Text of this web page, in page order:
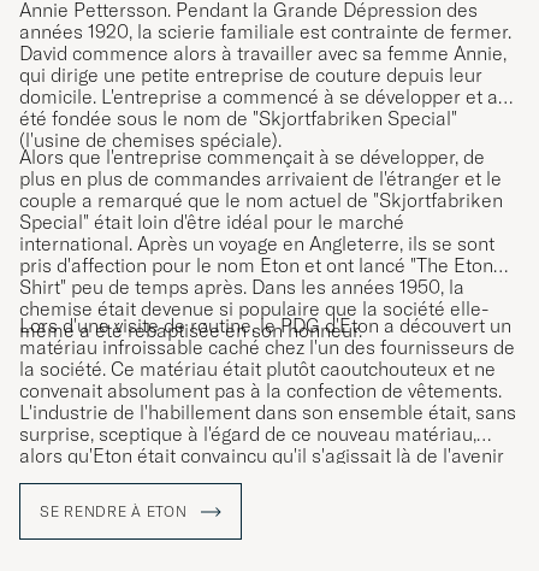
Annie Pettersson. Pendant la Grande Dépression des
années 1920, la scierie familiale est contrainte de fermer.
David commence alors à travailler avec sa femme Annie,
qui dirige une petite entreprise de couture depuis leur
domicile. L'entreprise a commencé à se développer et a
été fondée sous le nom de "Skjortfabriken Special"
(l'usine de chemises spéciale).
Alors que l'entreprise commençait à se développer, de
plus en plus de commandes arrivaient de l'étranger et le
couple a remarqué que le nom actuel de "Skjortfabriken
Special" était loin d'être idéal pour le marché
international. Après un voyage en Angleterre, ils se sont
pris d'affection pour le nom Eton et ont lancé "The Eton
Shirt" peu de temps après. Dans les années 1950, la
chemise était devenue si populaire que la société elle-
même a été rebaptisée en son honneur.
Lors d'une visite de routine, le PDG d'Eton a découvert un
matériau infroissable caché chez l'un des fournisseurs de
la société. Ce matériau était plutôt caoutchouteux et ne
convenait absolument pas à la confection de vêtements.
L'industrie de l'habillement dans son ensemble était, sans
surprise, sceptique à l'égard de ce nouveau matériau,
alors qu'Eton était convaincu qu'il s'agissait là de l'avenir
certain nombre de spécialistes du textile, cette matière
singulière a été développée pour devenir la formule
secrète d'Eton pour les chemises sans repassage, qui a
SE RENDRE À ETON